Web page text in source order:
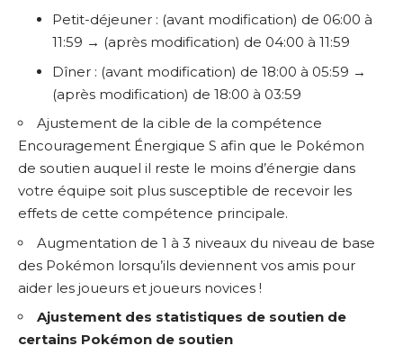
Petit-déjeuner : (avant modification) de 06:00 à
11:59 → (après modification) de 04:00 à 11:59
Dîner : (avant modification) de 18:00 à 05:59 →
(après modification) de 18:00 à 03:59
Ajustement de la cible de la compétence
Encouragement Énergique S afin que le Pokémon
de soutien auquel il reste le moins d’énergie dans
votre équipe soit plus susceptible de recevoir les
effets de cette compétence principale.
Augmentation de 1 à 3 niveaux du niveau de base
des Pokémon lorsqu’ils deviennent vos amis pour
aider les joueurs et joueurs novices !
Ajustement des statistiques de soutien de
certains Pokémon de soutien